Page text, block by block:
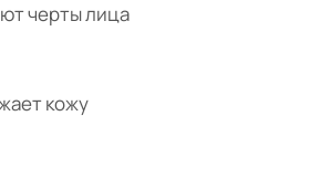
черты лица
кожу